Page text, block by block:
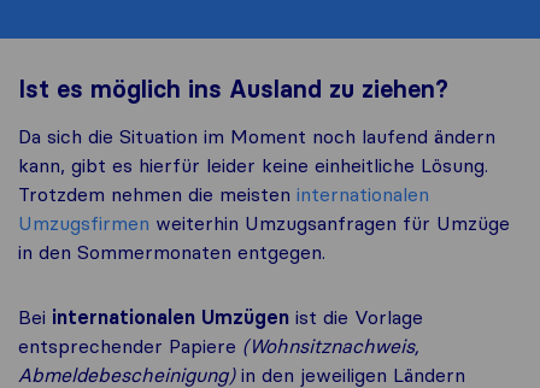
Ist es möglich ins Ausland zu ziehen?
Da sich die Situation im Moment noch laufend ändern
kann, gibt es hierfür leider keine einheitliche Lösung.
Trotzdem nehmen die meisten internationalen
Umzugsfirmen weiterhin Umzugsanfragen für Umzüge
in den Sommermonaten entgegen.
Bei internationalen Umzügen ist die Vorlage
entsprechender Papiere (Wohnsitznachweis,
Abmeldebescheinigung)in den jeweiligen Ländern